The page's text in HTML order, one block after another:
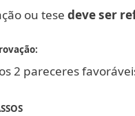
ou tese deve ser
2 pareceres